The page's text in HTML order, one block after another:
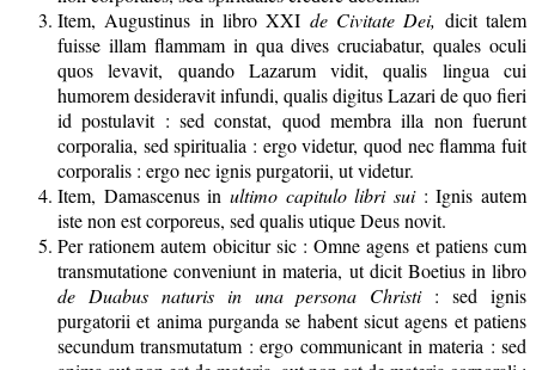
Item, Augustinus in libro XXI de Civitate Dei, dicit talem
fuisse illam flammam in qua dives cruciabatur, quales oculi
quos levavit, quando Lazarum vidit, qualis lingua cui
humorem desideravit infundi, qualis digitus Lazari de quo fieri
id postulavit : sed constat, quod membra illa non fuerunt
corporalia, sed spiritualia : ergo videtur, quod nec flamma fuit
corporalis : ergo nec ignis purgatorii, ut videtur.
Item, Damascenus in ultimo capitulo libri sui: Ignis autem
iste non est corporeus, sed qualis utique Deus novit.
Per rationem autem obicitur sic : Omne agens et patiens cum
transmutatione conveniunt in materia, ut dicit Boetius in libro
de Duabus naturis in una persona Christi : sed ignis
purgatorii et anima purganda se habent sicut agens et patiens
secundum transmutatum : ergo communicant in materia : sed